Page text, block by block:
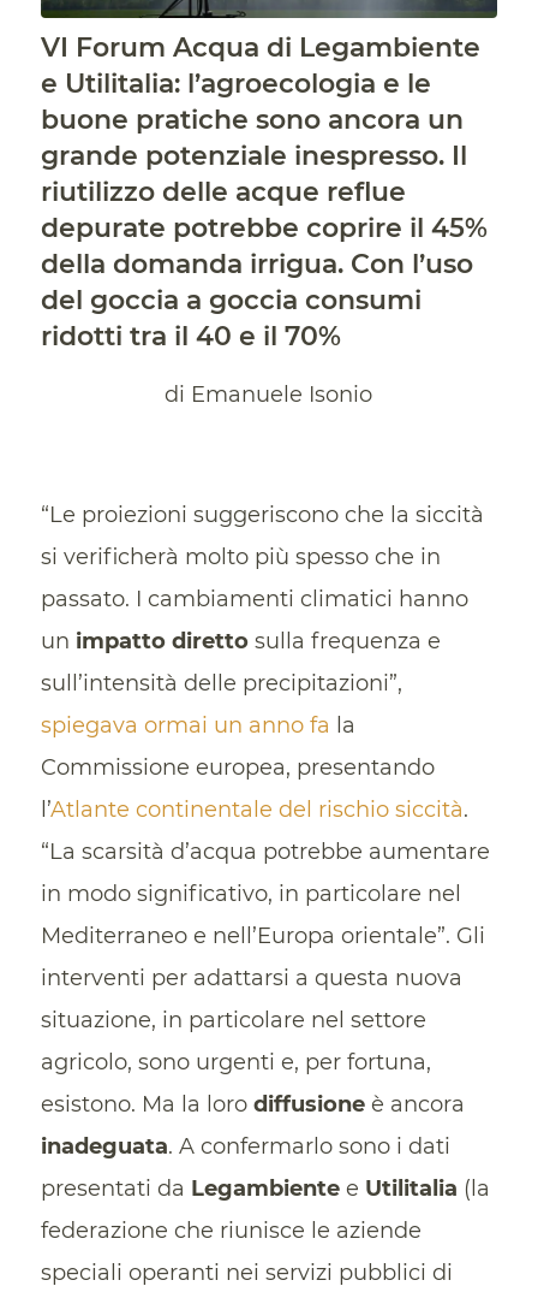
VI Forum Acqua di Legambiente
e Utilitalia: l’agroecologia e le
buone pratiche sono ancora un
grande potenziale inespresso. Il
riutilizzo delle acque reflue
depurate potrebbe coprire il 45%
della domanda irrigua. Con l’uso
del goccia a goccia consumi
ridotti tra il 40 e il 70%
di Emanuele Isonio
“Le proiezioni suggeriscono che la siccità
si verificherà molto più spesso che in
passato. I cambiamenti climatici hanno
un impatto direttosulla frequenza e
sull’intensità delle precipitazioni”,
spiegava ormai un anno fa la
Commissione europea, presentando
l’Atlante continentale del rischio siccità.
“La scarsità d’acqua potrebbe aumentare
in modo significativo, in particolare nel
Mediterraneo e nell’Europa orientale”. Gli
interventi per adattarsi a questa nuova
situazione, in particolare nel settore
agricolo, sono urgenti e, per fortuna,
esistono. Ma la loro diffusioneè ancora
inadeguata. A confermarlo sono i dati
presentati da Legambientee Utilitalia (la
federazione che riunisce le aziende
speciali operanti nei servizi pubblici di